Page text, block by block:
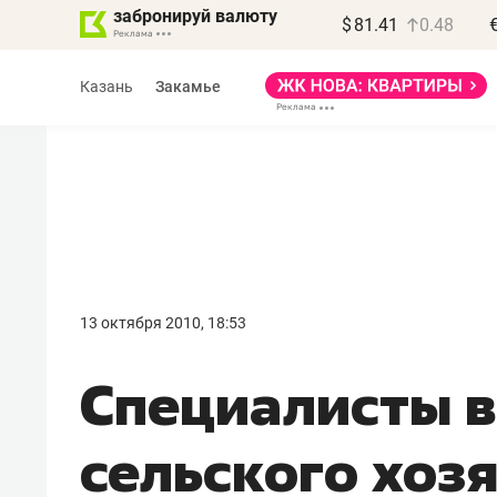
забронируй валюту $ 81.41 0.48
Казань Закамье
13 октября 2010, 18:53
Специалисты
сельского
правил, бизнес может
потерять минимум